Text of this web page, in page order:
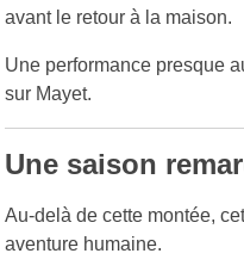
avant le retour à la maison.
Une performance presque
sur Mayet.
Une saison
Au-delà de cette montée,
aventure humaine.